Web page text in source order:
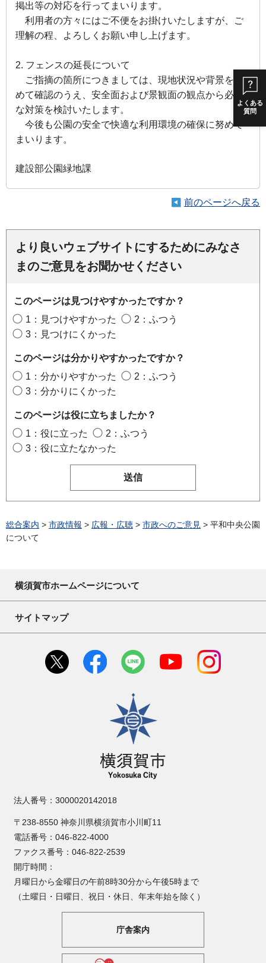
よくある
質問
掲出等の対応を行ってまいります。
利用者の方々にはご不便をお掛けいたしますが、ご
理解の程、よろしくお願い申し上げます。
2. フェンスの延長について
ご指摘の箇所につきましては、現地状況や背景を改
めて確認のうえ、安全面および景観面の観点から必要
な対策を検討いたします。
今後も公園の安全で快適な利用環境の確保に努めて
まいります。
建設部公園緑地課
前のページへ戻る
より良いウェブサイトにするためにみなさ
まのご意見をお聞かせください
このページは見つけやすかったですか？
1：見つけやすかった
2：ふつう
3：見つけにくかった
このページは分かりやすかったですか？
1：分かりやすかった
2：ふつう
3：分かりにくかった
このページは役に立ちましたか？
1：役に立った
2：ふつう
3：役に立たなかった
総合案内 > 市政情報 > 広報・広聴 > 市政へのご意見 > 平和中央公園
について
横須賀市ホームページについて
サイトマップ
横須賀市
法人番号：3000020142018
〒238-8550 神奈川県横須賀市小川町11
電話番号：046-822-4000
ファクス番号：046-822-2539
開庁時間：
月曜日から金曜日の午前8時30分から午後5時まで
（土曜日・日曜日、祝日・休日、年末年始を除く）
庁舎案内